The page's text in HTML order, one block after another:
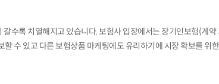
수록 치열해지고 있습니다. 보험사 입장에서는 장기인보험(계약
수 있고 다른 보험상품 마케팅에도 유리하기에 시장 확보를 위